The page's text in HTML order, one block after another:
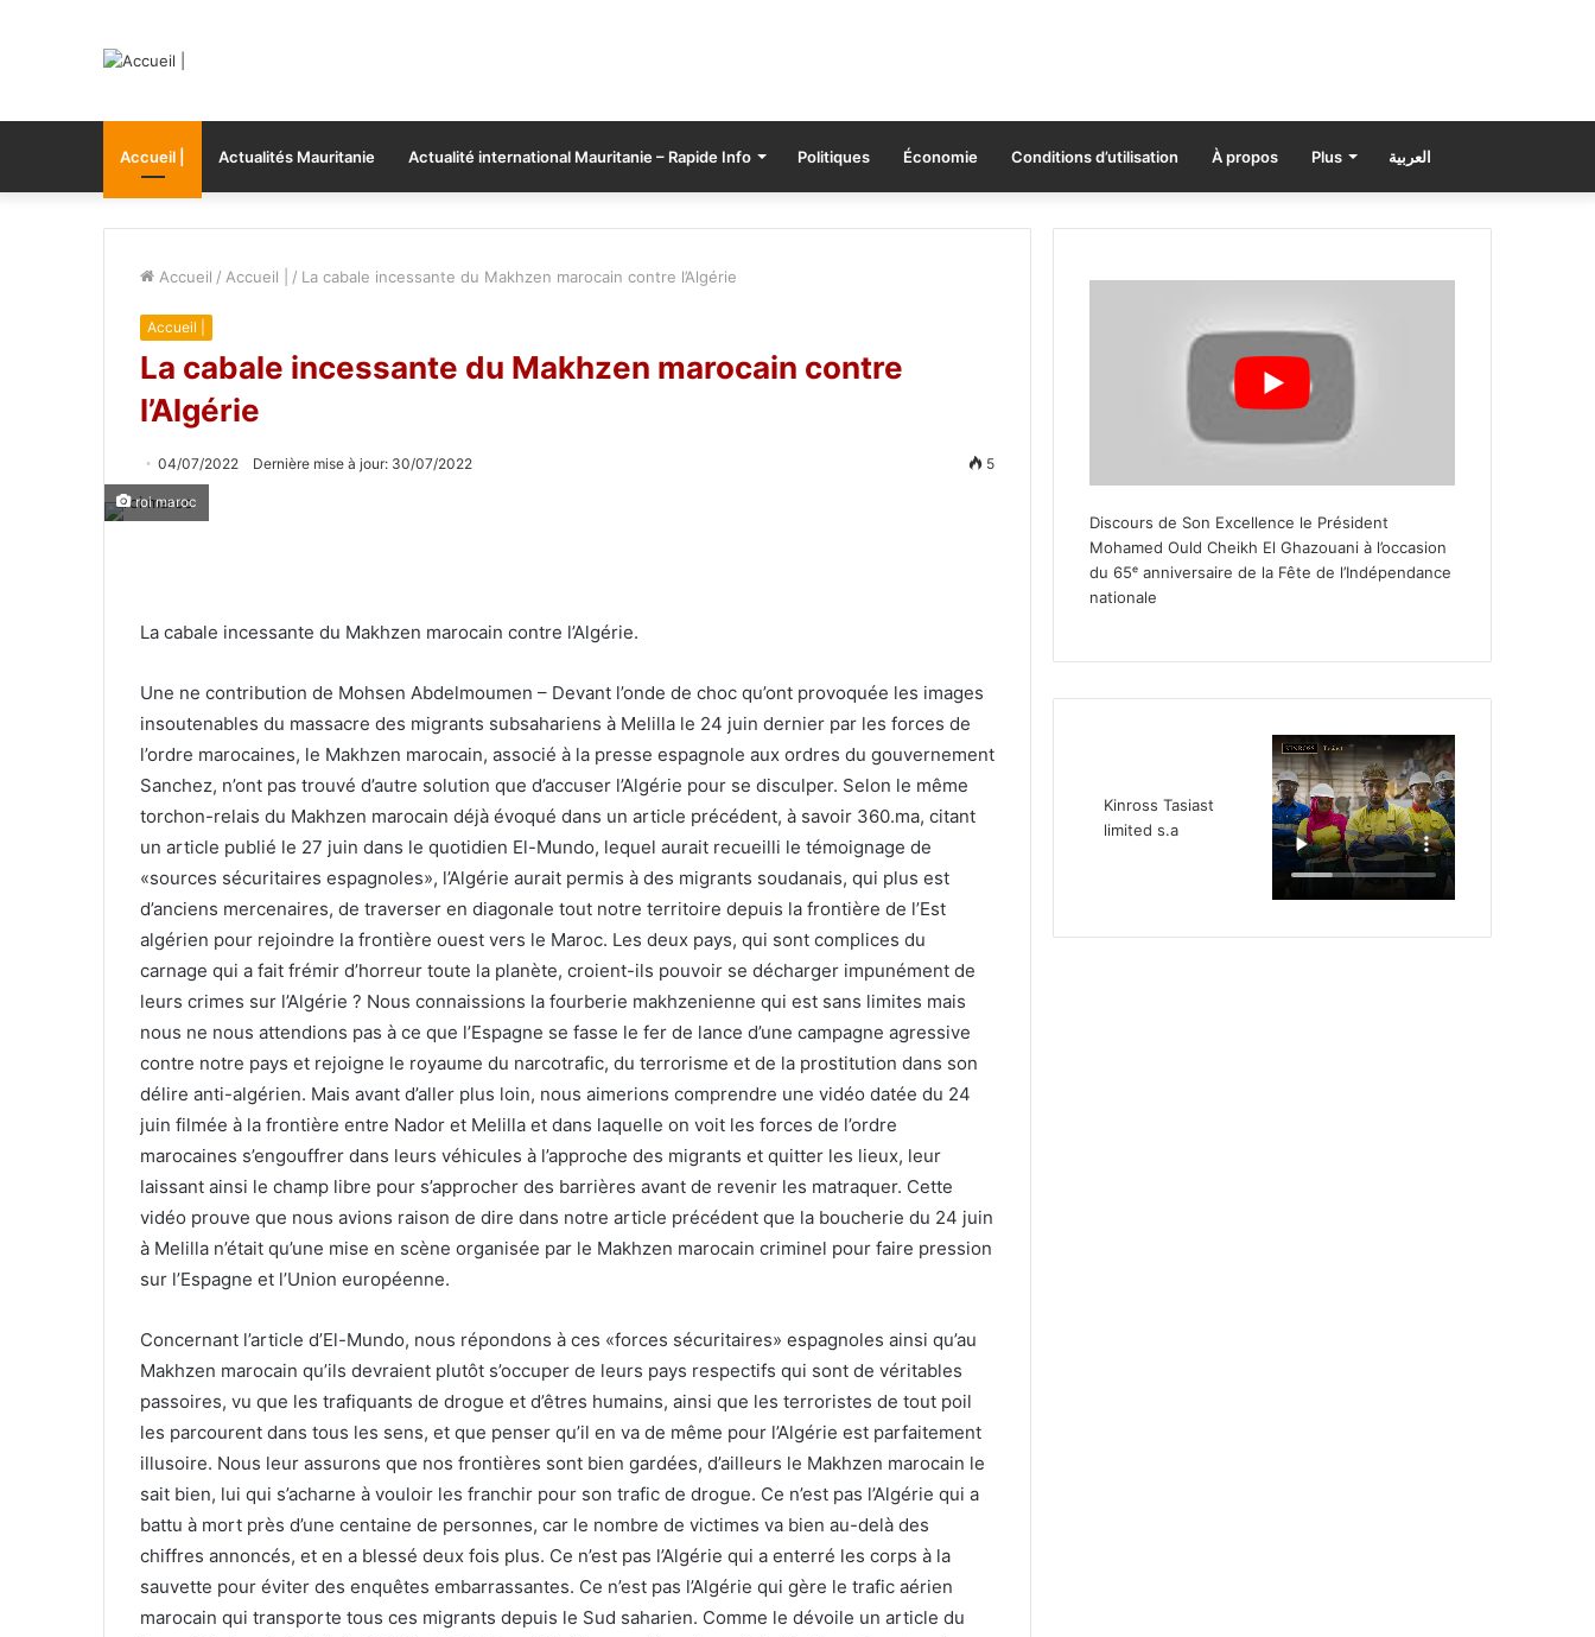
Accueil | Actualités Mauritanie Actualité international Mauritanie – Rapide Info Politiques Économie Conditions d’utilisation À propos Plus العربية
Accueil / Accueil | / La cabale incessante du Makhzen marocain contre l’Algérie
Accueil |
La cabale incessante du Makhzen marocain contre
l’Algérie
04/07/2022 Dernière mise à jour: 30/07/2022 5
roi maroc
La cabale incessante du Makhzen marocain contre l’Algérie.
Une ne contribution de Mohsen Abdelmoumen – Devant l’onde de choc qu’ont provoquée les images
insoutenables du massacre des migrants subsahariens à Melilla le 24 juin dernier par les forces de
l’ordre marocaines, le Makhzen marocain, associé à la presse espagnole aux ordres du gouvernement
Sanchez, n’ont pas trouvé d’autre solution que d’accuser l’Algérie pour se disculper. Selon le même
torchon-relais du Makhzen marocain déjà évoqué dans un article précédent, à savoir 360.ma, citant
un article publié le 27 juin dans le quotidien El-Mundo, lequel aurait recueilli le témoignage de
«sources sécuritaires espagnoles», l’Algérie aurait permis à des migrants soudanais, qui plus est
d’anciens mercenaires, de traverser en diagonale tout notre territoire depuis la frontière de l’Est
algérien pour rejoindre la frontière ouest vers le Maroc. Les deux pays, qui sont complices du
carnage qui a fait frémir d’horreur toute la planète, croient-ils pouvoir se décharger impunément de
leurs crimes sur l’Algérie ? Nous connaissions la fourberie makhzenienne qui est sans limites mais
nous ne nous attendions pas à ce que l’Espagne se fasse le fer de lance d’une campagne agressive
contre notre pays et rejoigne le royaume du narcotrafic, du terrorisme et de la prostitution dans son
délire anti-algérien. Mais avant d’aller plus loin, nous aimerions comprendre une vidéo datée du 24
juin filmée à la frontière entre Nador et Melilla et dans laquelle on voit les forces de l’ordre
marocaines s’engouffrer dans leurs véhicules à l’approche des migrants et quitter les lieux, leur
laissant ainsi le champ libre pour s’approcher des barrières avant de revenir les matraquer. Cette
vidéo prouve que nous avions raison de dire dans notre article précédent que la boucherie du 24 juin
à Melilla n’était qu’une mise en scène organisée par le Makhzen marocain criminel pour faire pression
sur l’Espagne et l’Union européenne.
Concernant l’article d’El-Mundo, nous répondons à ces «forces sécuritaires» espagnoles ainsi qu’au
Makhzen marocain qu’ils devraient plutôt s’occuper de leurs pays respectifs qui sont de véritables
passoires, vu que les trafiquants de drogue et d’êtres humains, ainsi que les terroristes de tout poil
les parcourent dans tous les sens, et que penser qu’il en va de même pour l’Algérie est parfaitement
illusoire. Nous leur assurons que nos frontières sont bien gardées, d’ailleurs le Makhzen marocain le
sait bien, lui qui s’acharne à vouloir les franchir pour son trafic de drogue. Ce n’est pas l’Algérie qui a
battu à mort près d’une centaine de personnes, car le nombre de victimes va bien au-delà des
chiffres annoncés, et en a blessé deux fois plus. Ce n’est pas l’Algérie qui a enterré les corps à la
sauvette pour éviter des enquêtes embarrassantes. Ce n’est pas l’Algérie qui gère le trafic aérien
marocain qui transporte tous ces migrants depuis le Sud saharien. Comme le dévoile un article du
Discours de Son Excellence le Président
Mohamed Ould Cheikh El Ghazouani à l’occasion
du 65ᵉ anniversaire de la Fête de l’Indépendance
nationale
Kinross Tasiast
limited s.a